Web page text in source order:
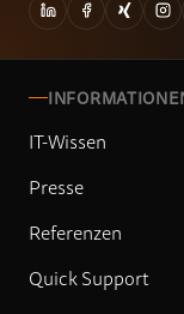
IT-Wissen
Presse
Referenzen
Quick Support